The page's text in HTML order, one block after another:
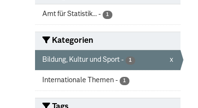
Amt für Statistik... - 1
Kategorien
Bildung, Kultur und Sport - 1 x
Internationale Themen - 1